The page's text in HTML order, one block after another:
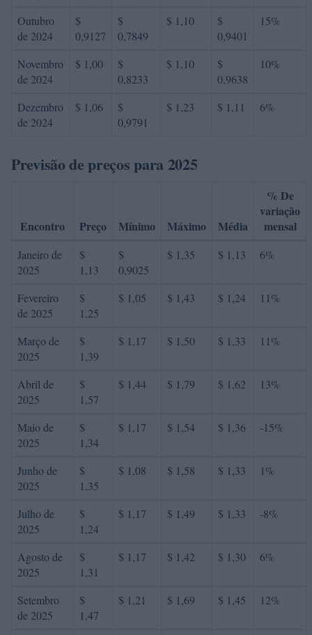
Outubro
de 2024
$
0,9127
$
0,7849
$ 1,10
$
0,9401
15%
Novembro
de 2024
$ 1,00
$
0,8233
$ 1,10
$
0,9638
10%
Dezembro
de 2024
$ 1,06
$
0,9791
$ 1,23 $ 1,11 6%
Previsão de preços para 2025
Encontro Preço Mínimo Máximo Média
% De
variação
mensal
Janeiro de
2025
$
1,13
$
0,9025
$ 1,35 $ 1,13 6%
Fevereiro
de 2025
$
1,25
$ 1,05 $ 1,43 $ 1,24 11%
Março de
2025
$
1,39
$ 1,17 $ 1,50 $ 1,33 11%
Abril de
2025
$
1,57
$ 1,44 $ 1,79 $ 1,62 13%
Maio de
2025
$
1,34
$ 1,17 $ 1,54 $ 1,36 -15%
Junho de
2025
$
1,35
$ 1,08 $ 1,58 $ 1,33 1%
Julho de
2025
$
1,24
$ 1,17 $ 1,49 $ 1,33 -8%
Agosto de
2025
$
1,31
$ 1,17 $ 1,42 $ 1,30 6%
Setembro
de 2025
$
1,47
$ 1,21 $ 1,69 $ 1,45 12%